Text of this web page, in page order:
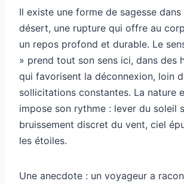
Il existe une forme de sagesse
désert, une rupture qui offre au
un repos profond et durable. Le
» prend tout son sens ici, dans des
qui favorisent la déconnexion, loin
sollicitations constantes. La nature
impose son rythme : lever du soleil
bruissement discret du vent, ciel
les étoiles.
Une anecdote : un voyageur a